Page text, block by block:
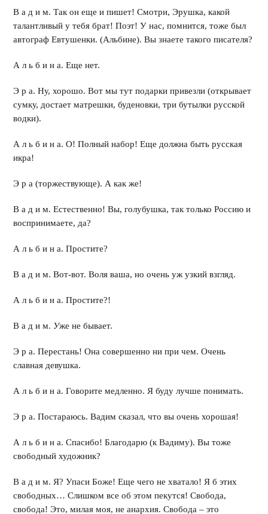
В а д и м. Так он еще и пишет! Смотри, Эрушка, какой
талантливый у тебя брат! Поэт! У нас, помнится, тоже был
автограф Евтушенки. (Альбине). Вы знаете такого писателя?
А л ь б и н а. Еще нет.
Э р а. Ну, хорошо. Вот мы тут подарки привезли (открывает
сумку, достает матрешки, буденовки, три бутылки русской
водки).
А л ь б и н а. О! Полный набор! Еще должна быть русская
икра!
Э р а (торжествующе). А как же!
В а д и м. Естественно! Вы, голубушка, так только Россию и
воспринимаете, да?
А л ь б и н а. Простите?
В а д и м. Вот-вот. Воля ваша, но очень уж узкий взгляд.
А л ь б и н а. Простите?!
В а д и м. Уже не бывает.
Э р а. Перестань! Она совершенно ни при чем. Очень
славная девушка.
А л ь б и н а. Говорите медленно. Я буду лучше понимать.
Э р а. Постараюсь. Вадим сказал, что вы очень хорошая!
А л ь б и н а. Спасибо! Благодарю (к Вадиму). Вы тоже
свободный художник?
В а д и м. Я? Упаси Боже! Еще чего не хватало! Я б этих
свободных… Слишком все об этом пекутся! Свобода,
свобода! Это, милая моя, не анархия. Свобода – это